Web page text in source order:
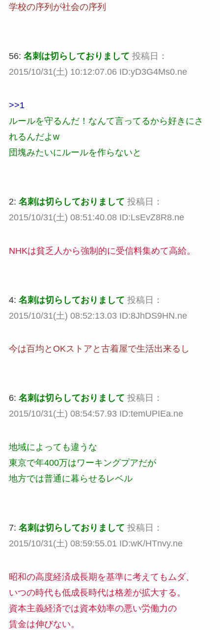
学校の序列が社会の序列
56: 名刺は切らしておりまして 投稿日：
2015/10/31(土) 10:12:07.06 ID:yD3G4Ms0.ne
>>1
ルールを守るんだ！なんて言ってるから好きにさ
れるんだよw
団塊みたいにルールを作らないと
2: 名刺は切らしておりまして 投稿日：
2015/10/31(土) 08:51:40.08 ID:LsEvZ8R8.ne
NHKは貧乏人から強制的に受信料集めて高給。
4: 名刺は切らしておりまして 投稿日：
2015/10/31(土) 08:52:13.03 ID:8JhDS9HN.ne
今は百均とOKストアと古着屋で生活出来るし
6: 名刺は切らしておりまして 投稿日：
2015/10/31(土) 08:54:57.93 ID:temUPIEa.ne
地域によっても違うな
東京で年400万はワーキングプアだが
地方では普通に暮らせるレベル
7: 名刺は切らしておりまして 投稿日：
2015/10/31(土) 08:59:55.01 ID:wK/HTnvy.ne
昭和の高度経済成長期を基準に考えてもムダ、
いつの時代も低成長時代は格差が拡大する。
資本主義経済では資本効率の悪い労働力の
賃金は伸びない。